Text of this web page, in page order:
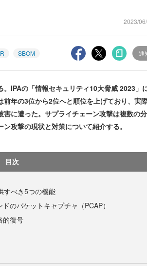
2023/
SBOM 通
IPAの「情報セキュリティ10大脅威 2023」
年の3位から2位へと順位を上げており、実
に遭った。サプライチェーン攻撃は複数の
攻撃の現状と対策について紹介する。
目次
すべき5つの機能
のパケットキャプチャ（PCAP）
的復号